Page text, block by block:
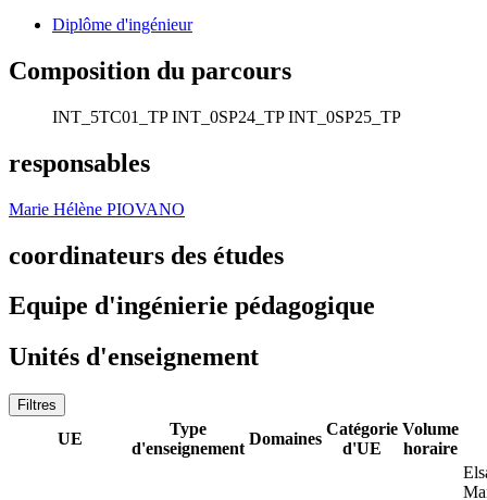
Diplôme d'ingénieur
Composition du parcours
INT_5TC01_TP INT_0SP24_TP INT_0SP25_TP
responsables
Marie Hélène PIOVANO
coordinateurs des études
Equipe d'ingénierie pédagogique
Unités d'enseignement
Filtres
UE
Type
d'enseignement
Domaines
Catégorie
d'UE
Volume
horaire